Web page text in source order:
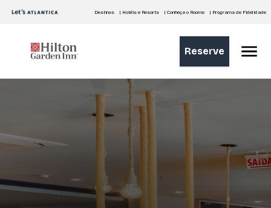
Destinos | Hotéis e Resorts | Conheça o Roomo | Programa de Fidelidade
Reserve